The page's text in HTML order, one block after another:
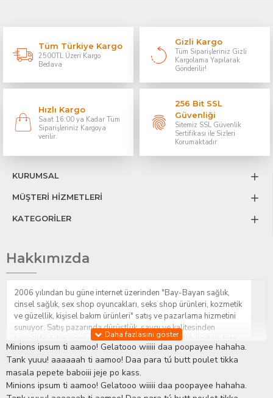
Tüm Türkiye Kargo
2500TL Üzeri Kargo
Bedava
Gizli Kargo
Tüm Siparişleriniz Gizli
Kargolama Yapılarak
Gönderilir!
Hızlı Kargo
Saat 16:00 ya Kadar Tüm
Siparişleriniz Kargoya
verilir.
256 Bit SSL
Güvenliği
Sitemiz SSL Güvenlik
Sertifikası ile Sizleri
Korumaktadır
KURUMSAL
MÜŞTERİ HİZMETLERİ
KATEGORİLER
Hakkımızda
2006 yılından bu güne internet üzerinden "Bay-Bayan sağlık,
cinsel sağlık, sex shop oyuncakları, seks shop ürünleri, kozmetik
ve güzellik, kişisel bakım ürünleri" satış ve pazarlama hizmetini
sunuyor. Satış pazarında dürüstlük, saygı ve kalitesinden
kesinlikle ödün vermeden hizmet sağlık ve güzellik ile ilgili tüm
sorularınıza anında cevap verebilen Yetkin ve uzman kadrosu ile
ihtiyaçlarınızı en uygun fiyat ve taksit seçenekleriyle karşılıyor.
İstanbul beylikdüzü Erotik Shop sitemizde insan odaklı çalışma
stratejimiz ile müşterilerimizin yaşamlarında mutlu, sağlıklı ve
Minions ipsum ti aamoo! Gelatooo wiiiii daa poopayee hahaha.
Tank yuuu! aaaaaah ti aamoo! Daa para tú butt poulet tikka
masala pepete baboiii jeje po kass.
Minions ipsum ti aamoo! Gelatooo wiiiii daa poopayee hahaha.